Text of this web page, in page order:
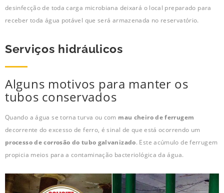
desinfecção de toda carga microbiana deixará o local preparado para
receber toda água potável que será armazenada no reservatório.
Serviços hidráulicos
Alguns motivos para manter os
tubos conservados
Quando a água se torna turva ou com mau cheiro de ferrugem
decorrente do excesso de ferro, é sinal de que está ocorrendo um
processo de corrosão do tubo galvanizado. Este acúmulo de ferrugem
propicia meios para a contaminação bacteriológica da água.